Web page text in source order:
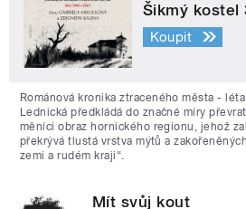
Šikmý kostel
Koupit
Románová kronika ztraceného města -
Lednická předkládá do značné míry
měnící obraz hornického regionu, jehož
překrývá tlustá vrstva mýtů a
zemi a rudém kraji“.
Mít svůj kout